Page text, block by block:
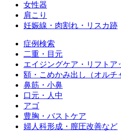
女性器
肩こり
妊娠線・肉割れ・リスカ跡
症例検索
二重・目元
エイジングケア・リフトア
額・こめかみ出し（オルチ
鼻筋・小鼻
口元・人中
アゴ
豊胸・バストケア
婦人科形成・膣圧改善など